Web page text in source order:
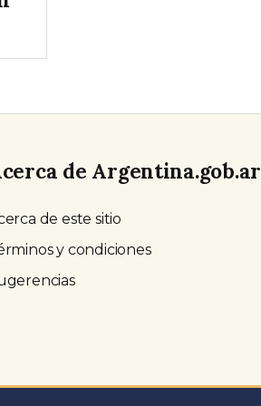
de Argentina.gob.ar
de este sitio
y condiciones